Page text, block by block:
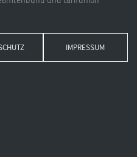
IMPRESSUM